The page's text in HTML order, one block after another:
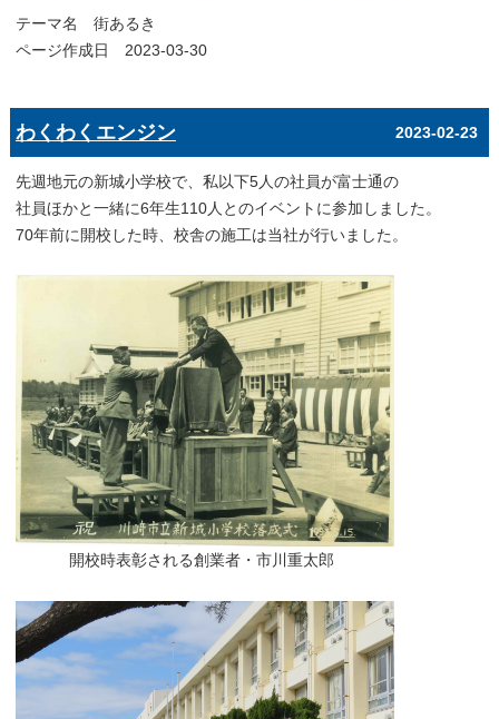
テーマ名 街あるき
ページ作成日 2023-03-30
わくわくエンジン 2023-02-23
先週地元の新城小学校で、私以下5人の社員が富士通の
社員ほかと一緒に6年生110人とのイベントに参加しました。
70年前に開校した時、校舎の施工は当社が行いました。
開校時表彰される創業者・市川重太郎